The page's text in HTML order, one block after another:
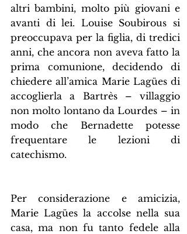
altri bambini, molto più giovani e
avanti di lei. Louise Soubirous si
preoccupava per la figlia, di tredici
anni, che ancora non aveva fatto la
prima comunione, decidendo di
chiedere all’amica Marie Lagües di
accoglierla a Bartrès – villaggio
non molto lontano da Lourdes – in
modo che Bernadette potesse
frequentare le lezioni di
catechismo.
Per considerazione e amicizia,
Marie Lagües la accolse nella sua
casa, ma non fu tanto fedele alla